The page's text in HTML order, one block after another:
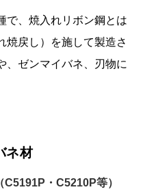
で、焼入れリボン鋼とは
焼戻し）を施して製造さ
、ゼンマイバネ、刃物に
ネ材
・C5210P等）